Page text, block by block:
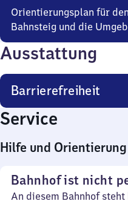
Orientierungsplan für
Bahnsteig und die
Ausstattung
Barrierefreiheit
Service
Hilfe und
Bahnhof ist nicht
An diesem Bahnhof